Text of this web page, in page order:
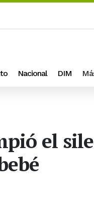
Nacional DIM
el